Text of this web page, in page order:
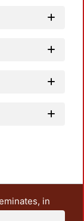
in
and research